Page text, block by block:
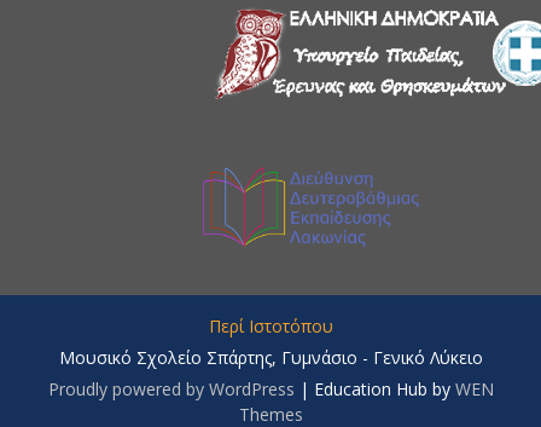
Περί Ιστοτόπου
Μουσικό Σχολείο Σπάρτης, Γυμνάσιο - Γενικό Λύκειο
Proudly powered by WordPress | Education Hub by WEN
Themes